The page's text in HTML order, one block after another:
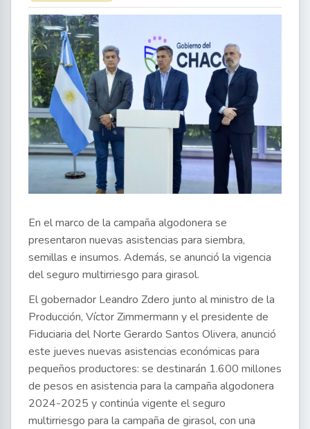
En el marco de la campaña algodonera se
presentaron nuevas asistencias para siembra,
semillas e insumos. Además, se anunció la vigencia
del seguro multirriesgo para girasol.
El gobernador Leandro Zdero junto al ministro de la
Producción, Víctor Zimmermann y el presidente de
Fiduciaria del Norte Gerardo Santos Olivera, anunció
este jueves nuevas asistencias económicas para
pequeños productores: se destinarán 1.600 millones
de pesos en asistencia para la campaña algodonera
2024-2025 y continúa vigente el seguro
multirriesgo para la campaña de girasol, con una